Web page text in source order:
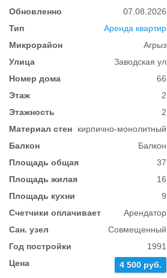
Обновленно
07.08.2026
Тип
Аренда квартир
Микрорайон
Агрыз
Улица
Заводская ул
Номер дома
66
Этаж
2
Этажность
2
Материал стен
кирпично-монолитный
Балкон
Балкон
Площадь общая
37
Площадь жилая
16
Площадь кухни
9
Счетчики оплачивает
Арендатор
Сан. узел
Совмещенный
Год постройки
1991
Цена
4 500 руб.